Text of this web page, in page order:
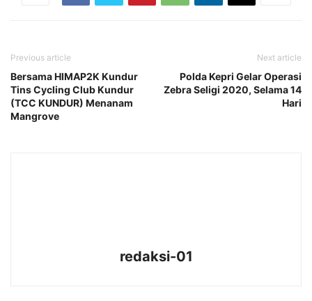
Previous article
Bersama HIMAP2K Kundur
Tins Cycling Club Kundur
(TCC KUNDUR) Menanam
Mangrove
Next article
Polda Kepri Gelar Operasi
Zebra Seligi 2020, Selama 14
Hari
redaksi-01